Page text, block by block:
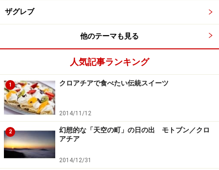
ザグレブ
他のテーマも見る
人気記事ランキング
1 クロアチアで食べたい伝統スイーツ
2014/11/12
2
幻想的な「天空の町」の日の出 モトブン／クロ
アチア
2014/12/31